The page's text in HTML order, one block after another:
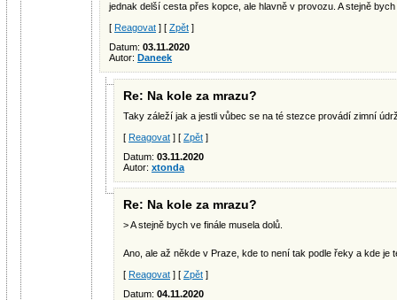
jednak delší cesta přes kopce, ale hlavně v provozu. A stejně
[ Reagovat ] [ Zpět ]
Datum: 03.11.2020
Autor: Daneek
Re: Na kole za mrazu?
Taky záleží jak a jestli vůbec se na té stezce provádí zimní
[ Reagovat ] [ Zpět ]
Datum: 03.11.2020
Autor: xtonda
Re: Na kole za mrazu?
> A stejně bych ve finále musela dolů.
Ano, ale až někde v Praze, kde to není tak podle řeky a kde je
[ Reagovat ] [ Zpět ]
Datum: 04.11.2020